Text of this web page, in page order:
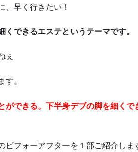
、早く行きたい！
できるエステというテーマです。
ぇ
す。
ができる。下半身デブの脚を細く
フォーアフターを１部ご紹介しま